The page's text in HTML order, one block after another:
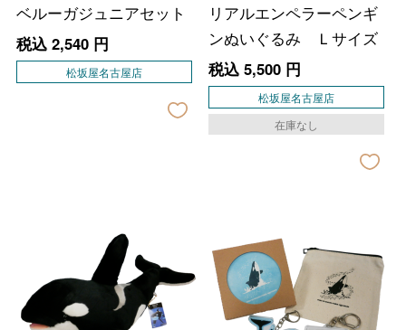
ベルーガジュニアセット
税込 2,540円
松坂屋名古屋店
リアルエンペラーペンギ
ンぬいぐるみ Ｌサイズ
税込 5,500円
松坂屋名古屋店
在庫なし